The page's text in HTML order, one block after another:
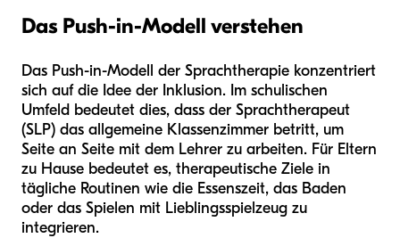
Das Push-in-Modell verstehen
Das Push-in-Modell der Sprachtherapie konzentriert
sich auf die Idee der Inklusion. Im schulischen
Umfeld bedeutet dies, dass der Sprachtherapeut
(SLP) das allgemeine Klassenzimmer betritt, um
Seite an Seite mit dem Lehrer zu arbeiten. Für Eltern
zu Hause bedeutet es, therapeutische Ziele in
tägliche Routinen wie die Essenszeit, das Baden
oder das Spielen mit Lieblingsspielzeug zu
integrieren.